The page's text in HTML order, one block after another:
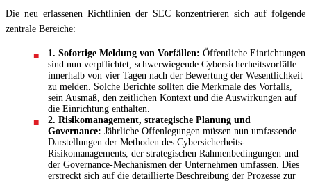
Die neu erlassenen Richtlinien der SEC konzentrieren sich auf folgende
zentrale Bereiche:
1. Sofortige Meldung von Vorfällen: Öffentliche Einrichtungen
sind nun verpflichtet, schwerwiegende Cybersicherheitsvorfälle
innerhalb von vier Tagen nach der Bewertung der Wesentlichkeit
zu melden. Solche Berichte sollten die Merkmale des Vorfalls,
sein Ausmaß, den zeitlichen Kontext und die Auswirkungen auf
die Einrichtung enthalten.
2. Risikomanagement, strategische Planung und
Governance: Jährliche Offenlegungen müssen nun umfassende
Darstellungen der Methoden des Cybersicherheits-
Risikomanagements, der strategischen Rahmenbedingungen und
der Governance-Mechanismen der Unternehmen umfassen. Dies
erstreckt sich auf die detaillierte Beschreibung der Prozesse zur